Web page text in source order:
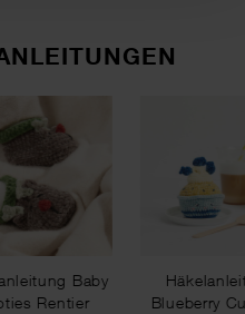
Baby
Rentier
Blueberry